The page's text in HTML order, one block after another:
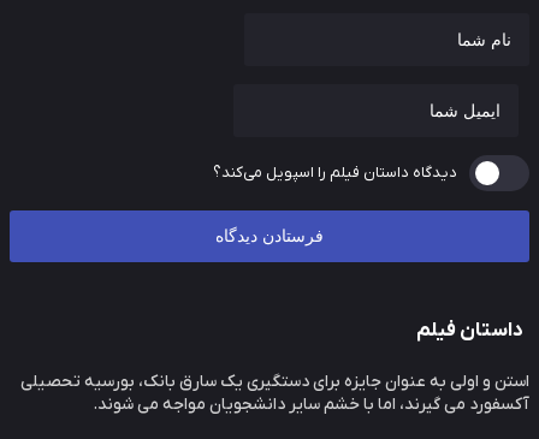
دیدگاه داستان فیلم را اسپویل می‌کند؟
فیلم
و اولی به عنوان جایزه برای دستگیری یک سارق بانک، بورسیه تحصیلی
می گیرند، اما با خشم سایر دانشجویان مواجه می شوند.